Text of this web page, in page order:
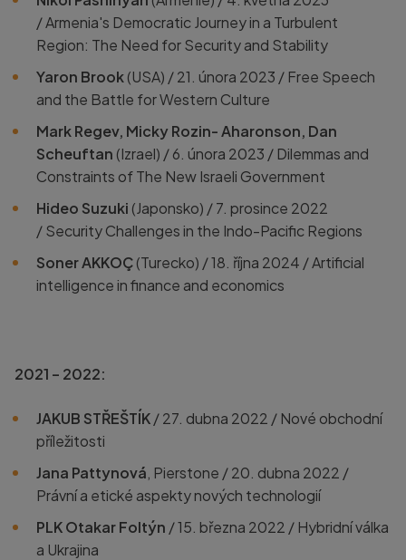
/Armenia's Democratic Journey in a Turbulent
Region: The Need for Security and Stability
Yaron Brook(USA) / 21. února 2023 / Free Speech
and the Battle for Western Culture
Mark Regev, Micky Rozin- Aharonson, Dan
Scheuftan (Izrael) /6. února 2023 / Dilemmas and
Constraints of The New Israeli Government
Hideo Suzuki (Japonsko) / 7. prosince 2022
/Security Challenges in the Indo-Pacific Regions
Soner AKKOÇ(Turecko) / 18. října 2024 /Artificial
intelligence in finance and economics
2021 – 2022:
JAKUB STŘEŠTÍK/ 27. dubna 2022 / Nové obchodní
příležitosti
Jana Pattynová , Pierstone / 20. dubna 2022 /
Právní a etické aspekty nových technologií
PLK Otakar Foltýn / 15. března 2022 / Hybridní válka
a Ukrajina